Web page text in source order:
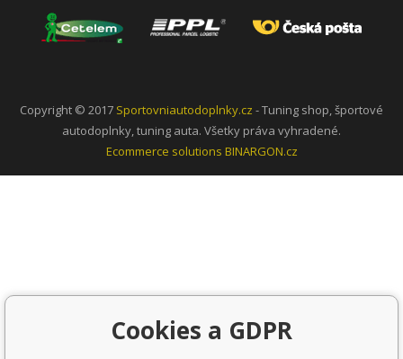
Copyright © 2017 Sportovniautodoplnky.cz - Tuning shop, športové
autodoplnky, tuning auta. Všetky práva vyhradené.
Ecommerce solutions BINARGON.cz
Cookies a GDPR